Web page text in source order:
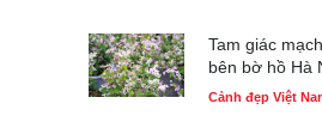
Tam giác
bên bờ hồ Hà
Cảnh đẹp Việt